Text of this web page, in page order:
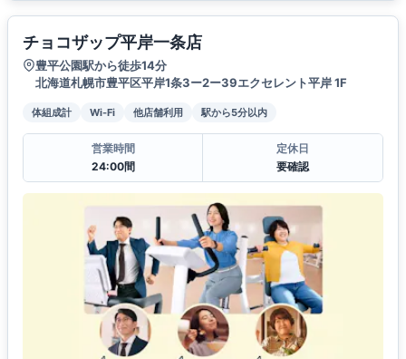
チョコザップ平岸一条店
豊平公園駅から徒歩14分
北海道札幌市豊平区平岸1条3ー2ー39エクセレント平岸 1F
体組成計 Wi-Fi 他店舗利用 駅から5分以内
営業時間
24:00間
定休日
要確認